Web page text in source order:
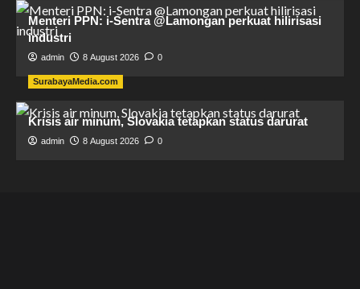
Menteri PPN: i-Sentra @Lamongan perkuat hilirisasi
industri
admin 8 August 2026 0
SurabayaMedia.com
Krisis air minum, Slovakia tetapkan status darurat
admin 8 August 2026 0